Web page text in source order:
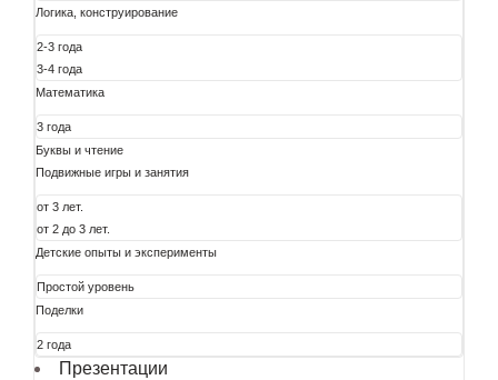
Логика, конструирование
2-3 года
3-4 года
Математика
3 года
Буквы и чтение
Подвижные игры и занятия
от 3 лет.
от 2 до 3 лет.
Детские опыты и эксперименты
Простой уровень
Поделки
2 года
Презентации